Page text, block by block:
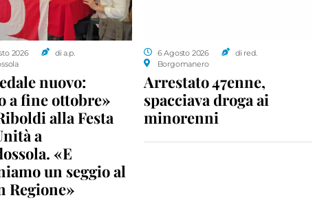
2026
di a.p.
nuovo:
a fine ottobre»
alla Festa
a
«E
un seggio al
Regione»
6 Agosto 2026
di red.
Borgomanero
Arrestato 47enne,
spacciava droga ai
minorenni